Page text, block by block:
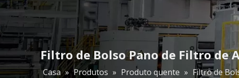
Filtro de Bolso Pano de Filtro de
Casa » Produtos » Produto quente » Filtro de